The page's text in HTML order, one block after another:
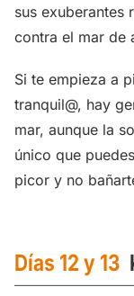
sus exuberantes
contra el mar de
Si te empieza a
tranquil@, hay
mar, aunque la
único que
picor y no
Días 12 y 13